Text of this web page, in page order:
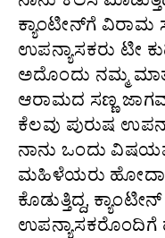
ಕ್ಯಾಂಟೀನ್‌ಗೆ
ಉಪನ್ಯಾಸಕರು ಟೀ
ಅದೊಂದು ನಮ್ಮ
ಆರಾಮದ ಸಣ್ಣ
ಕೆಲವು ಪುರುಷ
ನಾನು ಒಂದು
ಮಹಿಳೆಯರು ಹೋದಾಗ
ಕೊಡುತ್ತಿದ್ದ,
ಉಪನ್ಯಾಸಕರೊಂದಿಗೆ